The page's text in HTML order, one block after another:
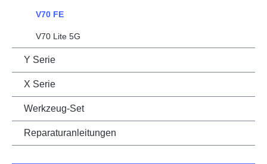
V70 FE
V70 Lite 5G
Y Serie
X Serie
Werkzeug-Set
Reparaturanleitungen